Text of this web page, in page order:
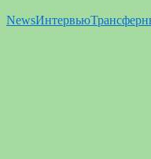
NewsИнтервью